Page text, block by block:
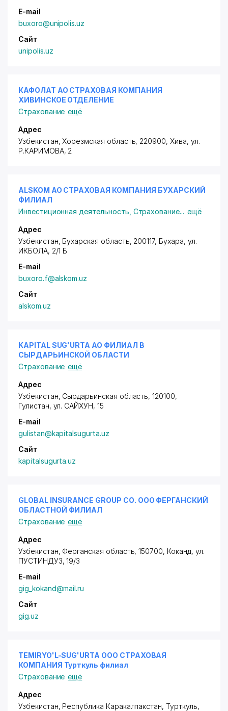
E-mail
buxoro@unipolis.uz
Сайт
unipolis.uz
КАФОЛАТ АО СТРАХОВАЯ КОМПАНИЯ
ХИВИНСКОЕ ОТДЕЛЕНИЕ
Страхование ещё
Адрес
Узбекистан, Хорезмская область, 220900, Хива, ул.
Р.КАРИМОВА, 2
ALSKOM АО СТРАХОВАЯ КОМПАНИЯ БУХАРСКИЙ
ФИЛИАЛ
Инвестиционная деятельность Страхование... ещё
Адрес
Узбекистан, Бухарская область, 200117, Бухара, ул.
ИКБОЛА, 2/1 Б
E-mail
buxoro.f@alskom.uz
Сайт
alskom.uz
KAPITAL SUG'URTA АО ФИЛИАЛ В
СЫРДАРЬИНСКОЙ ОБЛАСТИ
Страхование ещё
Адрес
Узбекистан, Сырдарьинская область, 120100,
Гулистан, ул. САЙХУН, 15
E-mail
gulistan@kapitalsugurta.uz
Сайт
kapitalsugurta.uz
GLOBAL INSURANCE GROUP СО. ООО ФЕРГАНСКИЙ
ОБЛАСТНОЙ ФИЛИАЛ
Страхование ещё
Адрес
Узбекистан, Ферганская область, 150700, Коканд, ул.
ПУСТИНДУЗ, 19/3
E-mail
gig_kokand@mail.ru
Сайт
gig.uz
TEMIRYO'L-SUG'URTA ООО СТРАХОВАЯ
КОМПАНИЯ Турткуль филиал
Страхование ещё
Адрес
Узбекистан, Республика Каракалпакстан, Турткуль,